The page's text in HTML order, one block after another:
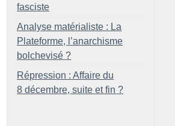
fasciste
Analyse matérialiste : La
Plateforme, l’anarchisme
bolchevisé ?
Répression : Affaire du
8 décembre, suite et fin ?